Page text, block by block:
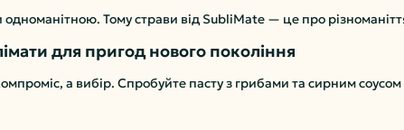
Тому страви від SubliMate — це про
для пригод нового покоління
а вибір. Спробуйте пасту з грибами та сирним